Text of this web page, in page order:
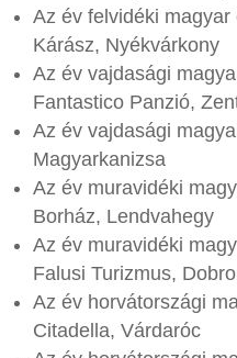
Az év felvidéki
Kárász, Nyékvárkony
Az év vajdasági
Fantastico Panzió,
Az év vajdasági
Magyarkanizsa
Az év muravidéki
Borház, Lendvahegy
Az év muravidéki
Falusi Turizmus,
Az év horvátországi
Citadella, Várdaróc